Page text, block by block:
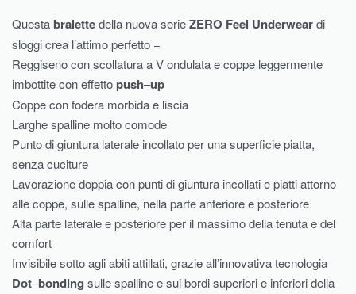
Questa bralettedella nuova serieZERO Feel Underweardi
sloggi crea l’attimo perfetto −
Reggiseno con scollatura a V ondulata e coppe leggermente
imbottite con effettopush–up
Coppe con fodera morbida e liscia
Larghe spalline molto comode
Punto di giuntura laterale incollato per una superficie piatta,
senza cuciture
Lavorazione doppia con punti di giuntura incollati e piatti attorno
alle coppe, sulle spalline, nella parte anteriore e posteriore
Alta parte laterale e posteriore per il massimo della tenuta e del
comfort
Invisibile sotto agli abiti attillati, grazie all’innovativa tecnologia
Dot–bonding sulle spalline e sui bordi superiori e inferiori della